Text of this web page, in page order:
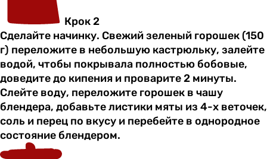
Крок 2
Сделайте начинку. Свежий зеленый горошек (150
г) переложите в небольшую кастрюльку, залейте
водой, чтобы покрывала полностью бобовые,
доведите до кипения и проварите 2 минуты.
Слейте воду, переложите горошек в чашу
блендера, добавьте листики мяты из 4-х веточек,
соль и перец по вкусу и перебейте в однородное
состояние блендером.